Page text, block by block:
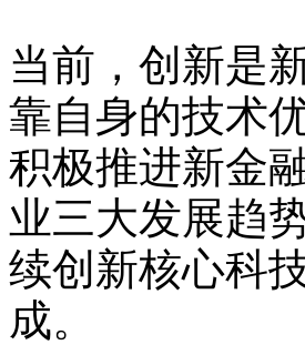
当前，创新是
靠自身的技术
积极推进新金
业三大发展趋
续创新核心科
成。